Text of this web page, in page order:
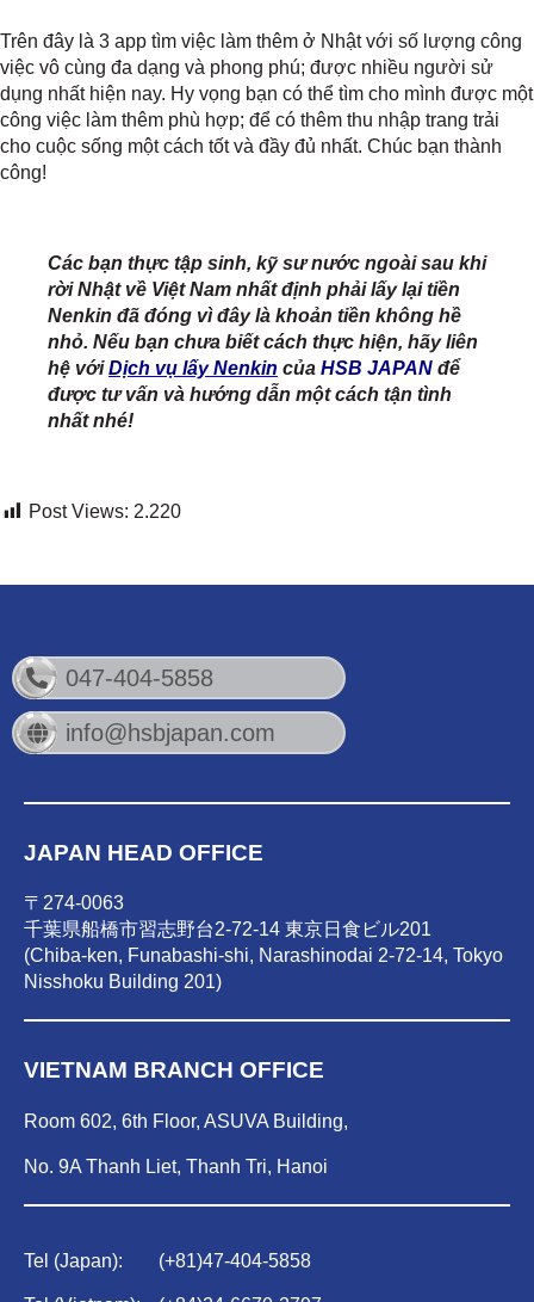
Trên đây là 3 app tìm việc làm thêm ở Nhật với số lượng công
việc vô cùng đa dạng và phong phú; được nhiều người sử
dụng nhất hiện nay. Hy vọng bạn có thể tìm cho mình được một
công việc làm thêm phù hợp; để có thêm thu nhập trang trải
cho cuộc sống một cách tốt và đầy đủ nhất. Chúc bạn thành
công!
Các bạn thực tập sinh, kỹ sư nước ngoài sau khi
rời Nhật về Việt Nam nhất định phải lấy lại tiền
Nenkin đã đóng vì đây là khoản tiền không hề
nhỏ. Nếu bạn chưa biết cách thực hiện, hãy liên
hệ vớiDịch vụ lấy Nenkin của HSB JAPAN để
được tư vấn và hướng dẫn một cách tận tình
nhất nhé!
Post Views: 2.220
047-404-5858
info@hsbjapan.com
JAPAN HEAD OFFICE
〒274-0063
千葉県船橋市習志野台2-72-14 東京日食ビル201
(Chiba-ken, Funabashi-shi, Narashinodai 2-72-14, Tokyo
Nisshoku Building 201)
VIETNAM BRANCH OFFICE
Room 602, 6th Floor, ASUVA Building,
No. 9A Thanh Liet, Thanh Tri, Hanoi
Tel (Japan): (+81)47-404-5858